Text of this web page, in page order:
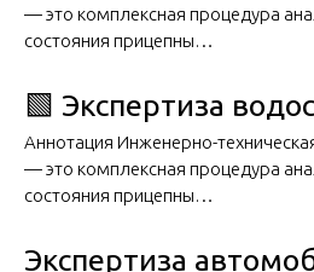
— это комплексная процедура
состояния прицепны…
🟩 Экспертиза
Аннотация Инженерно-
— это комплексная процедура
состояния прицепны…
Экспертиза